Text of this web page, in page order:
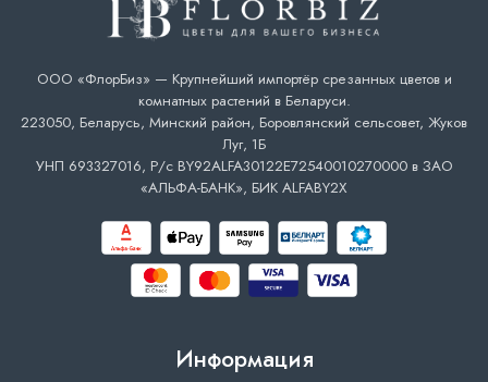
ООО «ФлорБиз» — Крупнейший импортёр срезанных цветов и
комнатных растений в Беларуси.
223050, Беларусь, Минский район, Боровлянский сельсовет, Жуков
Луг, 1Б
УНП 693327016, Р/с BY92ALFA30122E72540010270000 в ЗАО
«АЛЬФА-БАНК», БИК ALFABY2X
Информация